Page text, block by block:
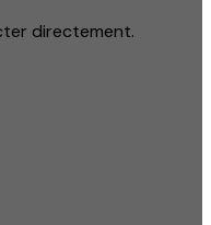
directement.